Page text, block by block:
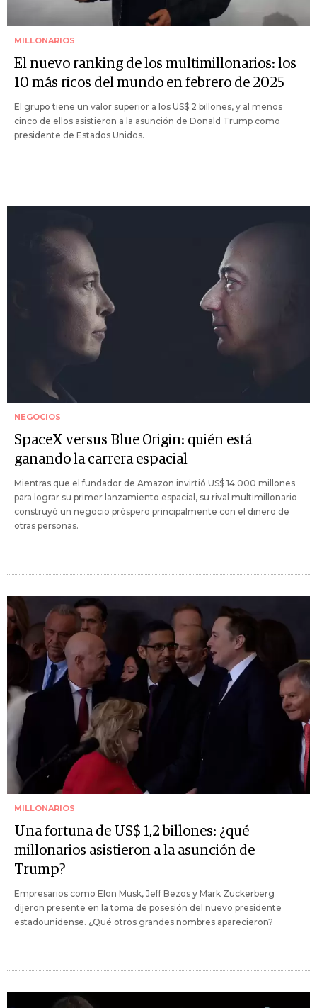
MILLONARIOS
El nuevo ranking de los multimillonarios: los
10 más ricos del mundo en febrero de 2025
El grupo tiene un valor superior a los US$ 2 billones, y al menos
cinco de ellos asistieron a la asunción de Donald Trump como
presidente de Estados Unidos.
NEGOCIOS
SpaceX versus Blue Origin: quién está
ganando la carrera espacial
Mientras que el fundador de Amazon invirtió US$ 14.000 millones
para lograr su primer lanzamiento espacial, su rival multimillonario
construyó un negocio próspero principalmente con el dinero de
otras personas.
MILLONARIOS
Una fortuna de US$ 1,2 billones: ¿qué
millonarios asistieron a la asunción de
Trump?
Empresarios como Elon Musk, Jeff Bezos y Mark Zuckerberg
dijeron presente en la toma de posesión del nuevo presidente
estadounidense. ¿Qué otros grandes nombres aparecieron?